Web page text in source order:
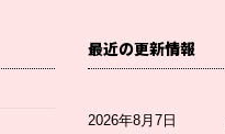
最近の更新情報
2026年8月7日